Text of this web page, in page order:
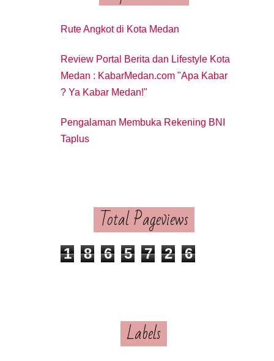
Rute Angkot di Kota Medan
Review Portal Berita dan Lifestyle Kota
Medan : KabarMedan.com "Apa Kabar
? Ya Kabar Medan!"
Pengalaman Membuka Rekening BNI
Taplus
Total Pageviews
1 8 6 5 7 2 6
Labels